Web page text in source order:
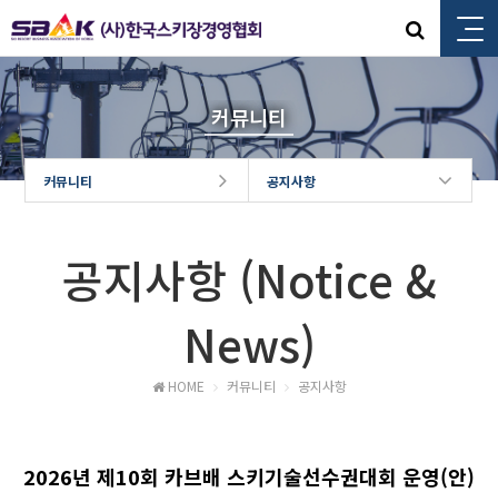
커뮤니티
커뮤니티 공지사항
공지사항 (Notice &
News)
HOME 커뮤니티 공지사항
2026년 제10회 카브배 스키기술선수권대회 운영(안)